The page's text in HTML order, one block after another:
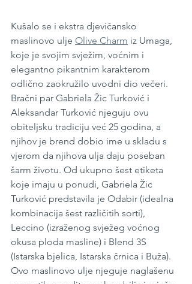
Kušalo se i ekstra djevičansko
maslinovo ulje Olive Charm iz Umaga,
koje je svojim svježim, voćnim i
elegantno pikantnim karakterom
odlično zaokružilo uvodni dio večeri.
Bračni par Gabriela Žic Turković i
Aleksandar Turković njeguju ovu
obiteljsku tradiciju već 25 godina, a
njihov je brend dobio ime u skladu s
vjerom da njihova ulja daju poseban
šarm životu. Od ukupno šest etiketa
koje imaju u ponudi, Gabriela Žic
Turković predstavila je Odabir (idealna
kombinacija šest različitih sorti),
Leccino (izraženog svježeg voćnog
okusa ploda masline) i Blend 3S
(Istarska bjelica, Istarska črnica i Buža).
Ovo maslinovo ulje njeguje naglašenu